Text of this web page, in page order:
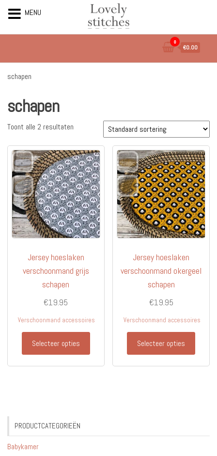
de
inhoud
0
€0.00
schapen
schapen
Toont alle 2 resultaten
Jersey hoeslaken
verschoonmand grijs
schapen
€19.95
Verschoonmand accessoires
Selecteer opties
Jersey hoeslaken
verschoonmand okergeel
schapen
€19.95
Verschoonmand accessoires
Selecteer opties
PRODUCTCATEGORIEËN
Babykamer
MENU